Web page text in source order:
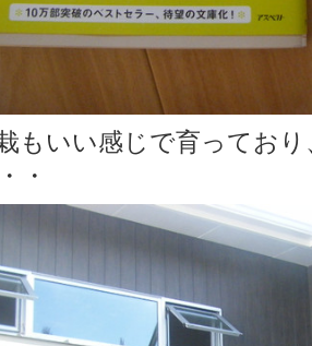
もいい感じで育ってお
・